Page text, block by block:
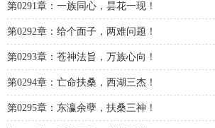
第0291章：一族同心，昙花一现！
第0292章：给个面子，两难问题！
第0293章：苍神法旨，万族心向！
第0294章：亡命扶桑，西湖三杰！
第0295章：东瀛余孽，扶桑三神！